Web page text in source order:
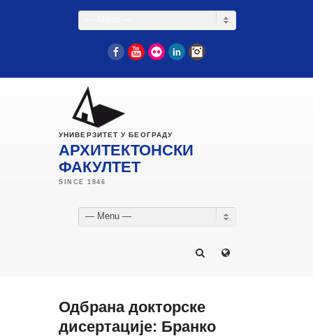
FacebookYouTube
Flickr LinkedIn
УНИВЕРЗИТЕТ У БЕОГРАДУ
АРХИТЕКТОНСКИ
ФАКУЛТЕТ
— Menu —
Одбрана докторске
дисертације: Бранко